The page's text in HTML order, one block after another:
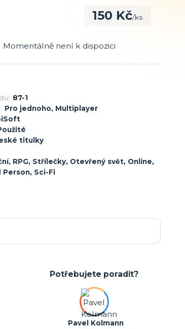
150 Kč/ks
Momentálně není k dispozici
87-1
Pro jednoho, Multiplayer
titulky
RPG, Střílečky, Otevřený svět, Online,
Person, Sci-Fi
Potřebujete poradit?
Pavel Kolmann